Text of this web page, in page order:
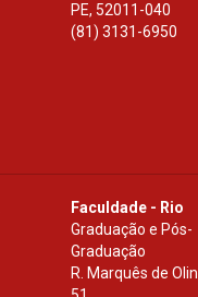
PE, 52011-040
(81) 3131-6950
Faculdade - Rio
Graduação e Pós-
Graduação
R. Marquês de